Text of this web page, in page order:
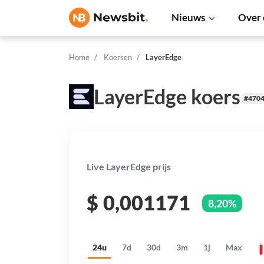
Nieuws Over
Home Koersen LayerEdge
LayerEdge koers #4704
Live LayerEdge prijs
$ 0,001171 8,20%
24u 7d 30d 3m 1j Max